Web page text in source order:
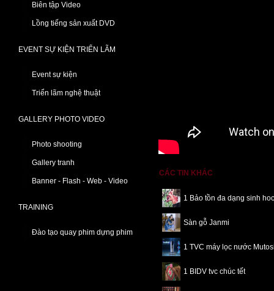
Biên tập Video
Lồng tiếng sản xuất DVD
EVENT SỰ KIỆN TRIỂN LÃM
Event sự kiện
Triển lãm nghệ thuật
GALLERY PHOTO VIDEO
Photo shooting
Gallery tranh
Banner - Flash - Web - Video
TRAINING
Đào tạo quay phim dựng phim
CÁC TIN KHÁC
1 Bảo tồn đa dạng sinh hoc
Sàn gỗ Janmi
1 TVC máy lọc nước
1 BIDV tvc chúc tết